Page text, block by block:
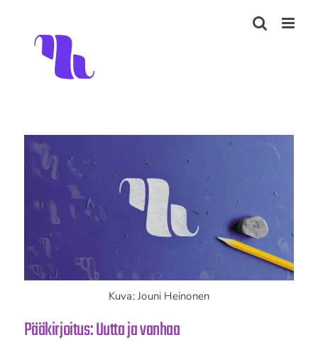
content
Kuva: Jouni Heinonen
Pääkirjoitus: Uutta ja vanhaa